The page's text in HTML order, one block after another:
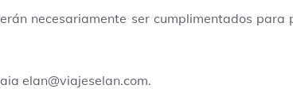
necesariamente ser cumplimentados
elan@viajeselan.com.